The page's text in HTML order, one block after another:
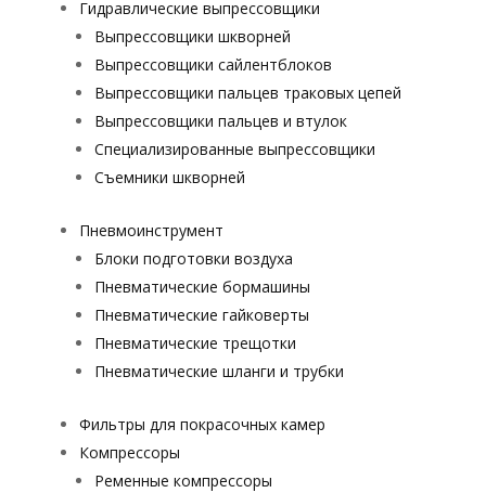
Гидравлические выпрессовщики
Выпрессовщики шкворней
Выпрессовщики сайлентблоков
Выпрессовщики пальцев траковых цепей
Выпрессовщики пальцев и втулок
Специализированные выпрессовщики
Cъемники шкворней
Пневмоинструмент
Блоки подготовки воздуха
Пневматические бормашины
Пневматические гайковерты
Пневматические трещотки
Пневматические шланги и трубки
Фильтры для покрасочных камер
Компрессоры
Ременные компрессоры